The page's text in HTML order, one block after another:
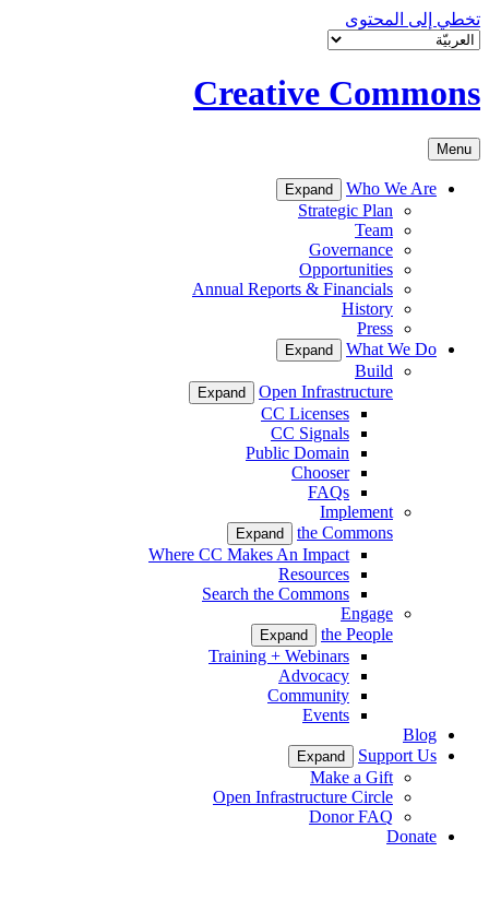
تخطي إلى المحتوى
Creative Commons
Menu
Who We Are
Expand
Strategic Plan
Team
Governance
Opportunities
Annual Reports & Financials
History
Press
What We Do
Expand
Build
Open Infrastructure
Expand
CC Licenses
CC Signals
Public Domain
Chooser
FAQs
Implement
the Commons
Expand
Where CC Makes An Impact
Resources
Search the Commons
Engage
the People
Expand
Training + Webinars
Advocacy
Community
Events
Blog
Support Us
Expand
Make a Gift
Open Infrastructure Circle
Donor FAQ
Donate